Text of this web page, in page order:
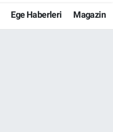
Ege Haberleri Magazin